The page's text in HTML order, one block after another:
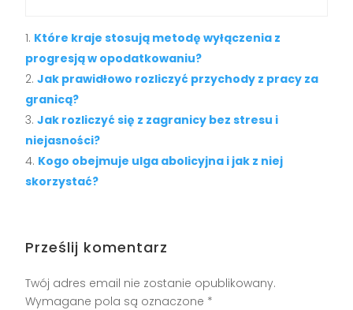
Które kraje stosują metodę wyłączenia z
progresją w opodatkowaniu?
Jak prawidłowo rozliczyć przychody z pracy za
granicą?
Jak rozliczyć się z zagranicy bez stresu i
niejasności?
Kogo obejmuje ulga abolicyjna i jak z niej
skorzystać?
Prześlij komentarz
Twój adres email nie zostanie opublikowany.
Wymagane pola są oznaczone *